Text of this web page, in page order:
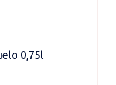
0,75l